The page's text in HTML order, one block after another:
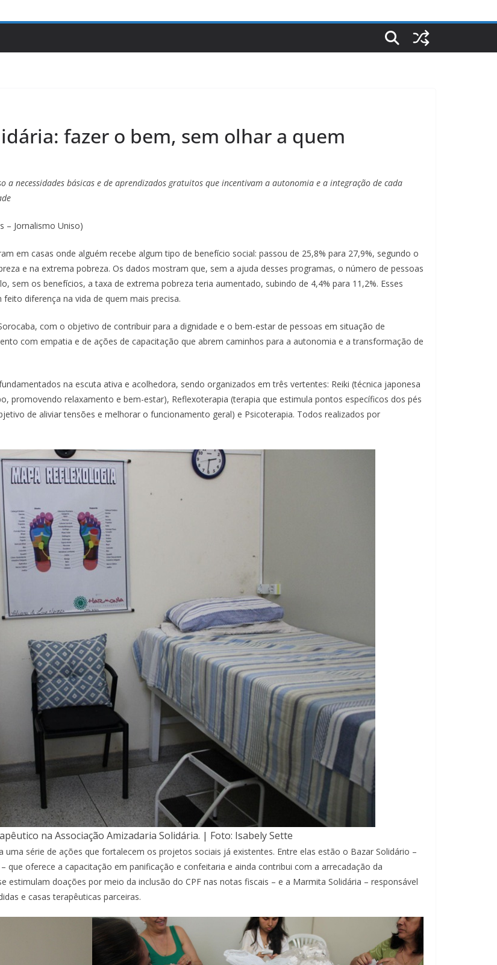
fazer o bem, sem olhar a quem
necessidades básicas e de aprendizados gratuitos que incentivam a autonomia e a integração de cada
– Jornalismo Uniso)
em casas onde alguém recebe algum tipo de benefício social: passou de 25,8% para 27,9%, segundo o
e na extrema pobreza. Os dados mostram que, sem a ajuda desses programas, o número de pessoas
sem os benefícios, a taxa de extrema pobreza teria aumentado, subindo de 4,4% para 11,2%. Esses
diferença na vida de quem mais precisa.
com o objetivo de contribuir para a dignidade e o bem-estar de pessoas em situação de
com empatia e de ações de capacitação que abrem caminhos para a autonomia e a transformação de
na escuta ativa e acolhedora, sendo organizados em três vertentes: Reiki (técnica japonesa
promovendo relaxamento e bem-estar), Reflexoterapia (terapia que estimula pontos específicos dos pés
de aliviar tensões e melhorar o funcionamento geral) e Psicoterapia. Todos realizados por
na Associação Amizadaria Solidária. | Foto: Isabely Sette
série de ações que fortalecem os projetos sociais já existentes. Entre elas estão o Bazar Solidário –
que oferece a capacitação em panificação e confeitaria e ainda contribui com a arrecadação da
estimulam doações por meio da inclusão do CPF nas notas fiscais – e a Marmita Solidária – responsável
e casas terapêuticas parceiras.